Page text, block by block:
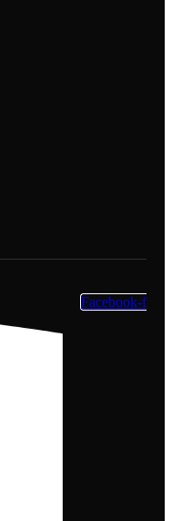
Facebook-f